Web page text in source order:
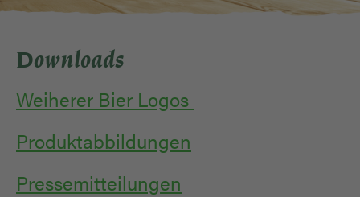
Downloads
Weiherer Bier Logos
Produktabbildungen
Pressemitteilungen